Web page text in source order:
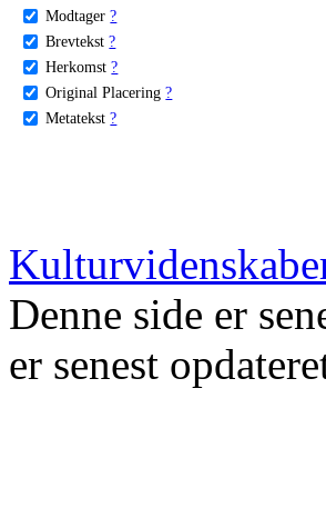
Modtager ?
Brevtekst ?
Herkomst ?
Original Placering ?
Metatekst ?
Denne side er
er senest